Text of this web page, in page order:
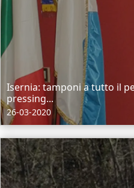
Isernia: tamponi a tutto il
pressing...
26-03-2020